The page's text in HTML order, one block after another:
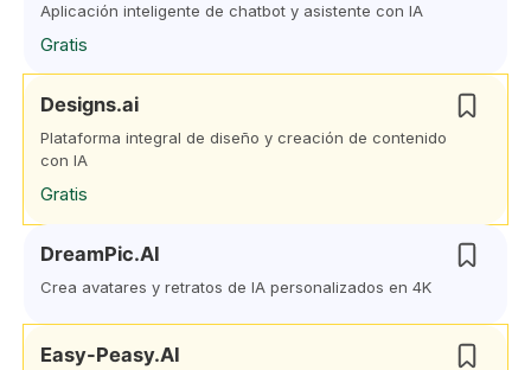
Aplicación inteligente de chatbot y asistente con IA
Gratis
Designs.ai
Plataforma integral de diseño y creación de contenido
con IA
Gratis
DreamPic.AI
Crea avatares y retratos de IA personalizados en 4K
Easy-Peasy.AI